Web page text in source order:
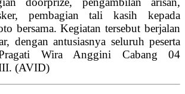
pembagian tali kasih kepada
bersama. Kegiatan tersebut berjalan
dengan antusiasnya seluruh peserta
Wira Anggini Cabang 04
(AVID)